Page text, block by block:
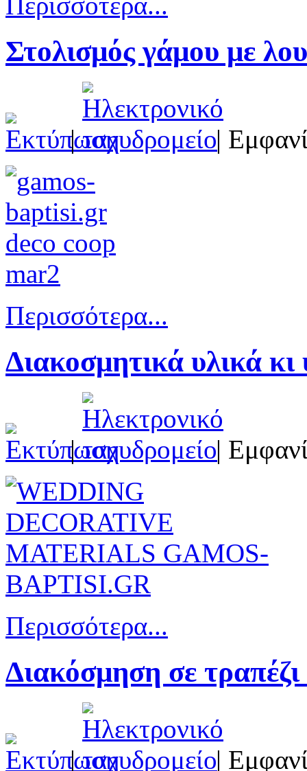
Στολισμός γάμου με
| |
Περισσότερα...
Διακοσμητικά υλικά
| |
Περισσότερα...
Διακόσμηση σε
| |